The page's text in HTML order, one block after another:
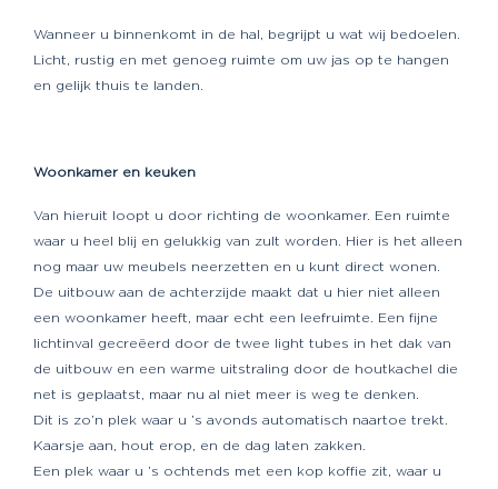
Wanneer u binnenkomt in de hal, begrijpt u wat wij bedoelen.
Licht, rustig en met genoeg ruimte om uw jas op te hangen
en gelijk thuis te landen.
Woonkamer en keuken
Van hieruit loopt u door richting de woonkamer. Een ruimte
waar u heel blij en gelukkig van zult worden. Hier is het alleen
nog maar uw meubels neerzetten en u kunt direct wonen.
De uitbouw aan de achterzijde maakt dat u hier niet alleen
een woonkamer heeft, maar echt een leefruimte. Een fijne
lichtinval gecreëerd door de twee light tubes in het dak van
de uitbouw en een warme uitstraling door de houtkachel die
net is geplaatst, maar nu al niet meer is weg te denken.
Dit is zo’n plek waar u ’s avonds automatisch naartoe trekt.
Kaarsje aan, hout erop, en de dag laten zakken.
Een plek waar u ’s ochtends met een kop koffie zit, waar u